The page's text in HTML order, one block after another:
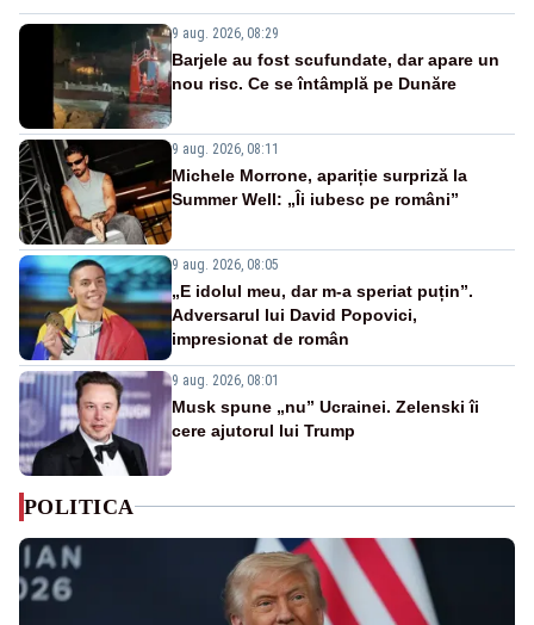
9 aug. 2026, 08:29
Barjele au fost scufundate, dar apare un
nou risc. Ce se întâmplă pe Dunăre
9 aug. 2026, 08:11
Michele Morrone, apariție surpriză la
Summer Well: „Îi iubesc pe români”
9 aug. 2026, 08:05
„E idolul meu, dar m-a speriat puțin”.
Adversarul lui David Popovici,
impresionat de român
9 aug. 2026, 08:01
Musk spune „nu” Ucrainei. Zelenski îi
cere ajutorul lui Trump
POLITICA